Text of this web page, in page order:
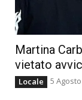
Martina
vietato
Locale 5